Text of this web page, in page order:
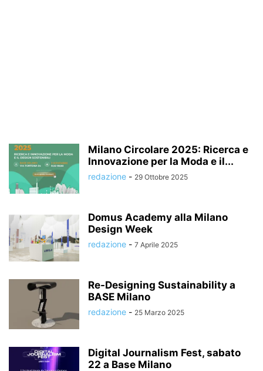
Milano Circolare 2025: Ricerca e
Innovazione per la Moda e il...
redazione - 29 Ottobre 2025
Domus Academy alla Milano
Design Week
redazione - 7 Aprile 2025
Re-Designing Sustainability a
BASE Milano
redazione - 25 Marzo 2025
Digital Journalism Fest, sabato
22 a Base Milano